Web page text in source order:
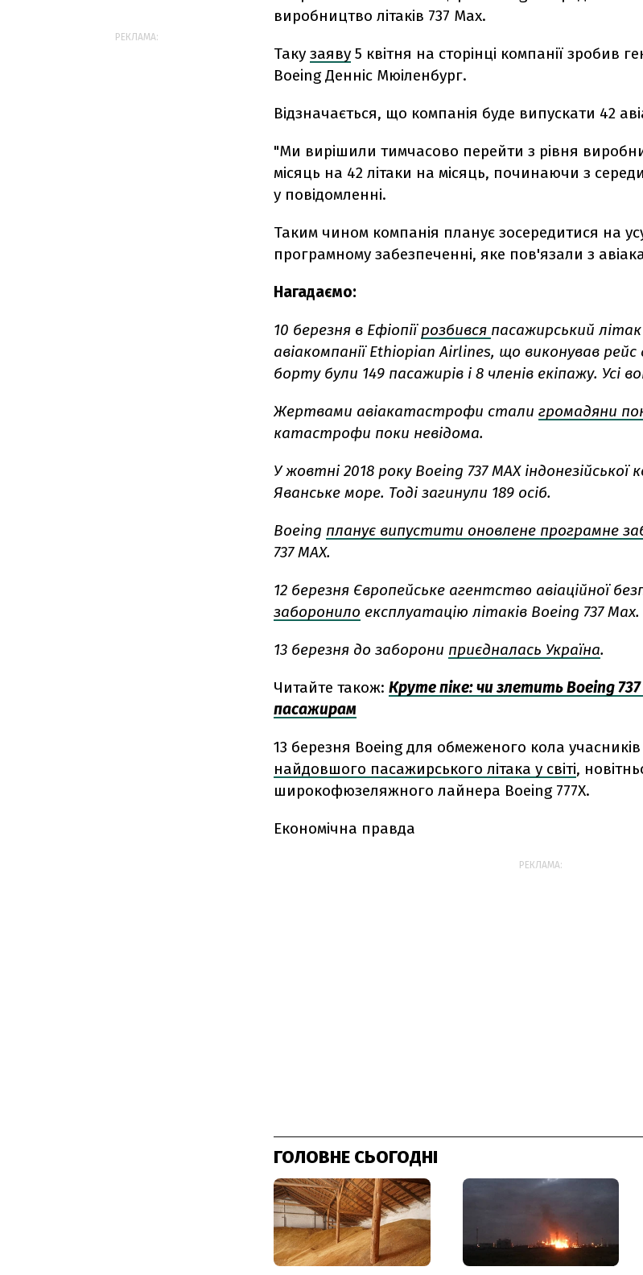
виробництво літаків 737 Max.
Таку заяву 5 квітня на сторінці компанії зробив
Boeing Денніс Мюіленбург.
Відзначається, що компанія буде випускати 42
"Ми вирішили тимчасово перейти з рівня
місяць на 42 літаки на місяць, починаючи з
у повідомленні.
Таким чином компанія планує зосередитися на
програмному забезпеченні, яке пов'язали з
Нагадаємо:
10 березня в Ефіопії розбився пасажирський літак
авіакомпаніїEthiopian Airlines, що виконував рейс
борту були 149 пасажирів і 8 членів екіпажу. Усі
Жертвами авіакатастрофи стали громадяни
катастрофи поки невідома.
У жовтні 2018 року Boeing 737 MAX індонезійської
Яванське море. Тоді загинули 189 осіб.
Boeing планує випустити оновлене програмне
737 MAX.
12 березня Європейське агентство авіаційної
заборонило експлуатацію літаків Boeing 737 Max.
13 березня до заборони приєдналась Україна.
Читайте також: Круте піке: чи злетить Boeing
пасажирам
13 березня Boeing для обмеженого кола учасників
найдовшого пасажирського літака у світі,
широкофюзеляжного лайнера Boeing 777X.
Економічна правда
РЕКЛАМА:
ГОЛОВНЕ СЬОГОДНІ
РЕКЛАМА: